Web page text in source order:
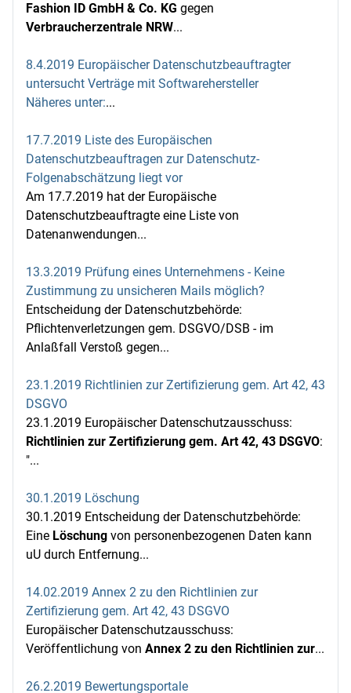
Fashion ID GmbH & Co. KG gegen
Verbraucherzentrale NRW...
8.4.2019 Europäischer Datenschutzbeauftragter
untersucht Verträge mit Softwarehersteller
Näheres unter:...
17.7.2019 Liste des Europäischen
Datenschutzbeauftragen zur Datenschutz-
Folgenabschätzung liegt vor
Am 17.7.2019 hat der Europäische
Datenschutzbeauftragte eine Liste von
Datenanwendungen...
13.3.2019 Prüfung eines Unternehmens - Keine
Zustimmung zu unsicheren Mails möglich?
Entscheidung der Datenschutzbehörde:
Pflichtenverletzungen gem. DSGVO/DSB - im
Anlaßfall Verstoß gegen...
23.1.2019 Richtlinien zur Zertifizierung gem. Art 42, 43
DSGVO
23.1.2019 Europäischer Datenschutzausschuss:
Richtlinien zur Zertifizierung gem. Art 42, 43 DSGVO:
"...
30.1.2019 Löschung
30.1.2019 Entscheidung der Datenschutzbehörde:
Eine Löschung von personenbezogenen Daten kann
uU durch Entfernung...
14.02.2019 Annex 2 zu den Richtlinien zur
Zertifizierung gem. Art 42, 43 DSGVO
Europäischer Datenschutzausschuss:
Veröffentlichung von Annex 2 zu den Richtlinien zur...
26.2.2019 Bewertungsportale